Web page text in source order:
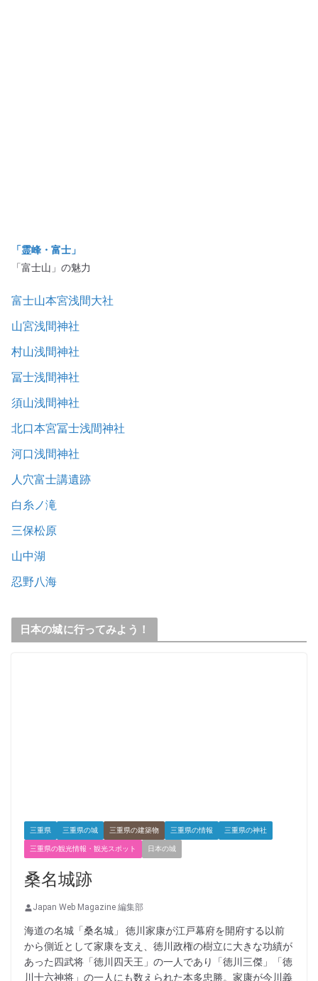
「霊峰・富士」
「富士山」の魅力
富士山本宮浅間大社
山宮浅間神社
村山浅間神社
冨士浅間神社
須山浅間神社
北口本宮冨士浅間神社
河口浅間神社
人穴富士講遺跡
白糸ノ滝
三保松原
山中湖
忍野八海
日本の城に行ってみよう！
三重県 三重県の城 三重県の建築物 三重県の情報 三重県の神社
三重県の観光情報・観光スポット 日本の城
桑名城跡
Japan Web Magazine 編集部
海道の名城「桑名城」 徳川家康が江戸幕府を開府する以前
から側近として家康を支え、徳川政権の樹立に大きな功績が
あった四武将「徳川四天王」の一人であり「徳川三傑」「徳
川十六神将」の一人にも数えられた本多忠勝。家康が今川義